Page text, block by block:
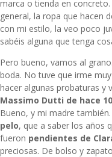
marca o tienda en
general, la ropa que hacen
con mi estilo, la veo poco
sabéis alguna que tenga
Pero bueno, vamos al
boda. No tuve que irme
hacer algunas probaturas y
Massimo Dutti de hace
Bueno, y mi madre
pelo, que a saber los años
fueron pendientes de
preciosas. De bolso y